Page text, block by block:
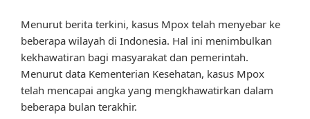
Menurut berita terkini, kasus Mpox telah menyebar ke
beberapa wilayah di Indonesia. Hal ini menimbulkan
kekhawatiran bagi masyarakat dan pemerintah.
Menurut data Kementerian Kesehatan, kasus Mpox
telah mencapai angka yang mengkhawatirkan dalam
beberapa bulan terakhir.